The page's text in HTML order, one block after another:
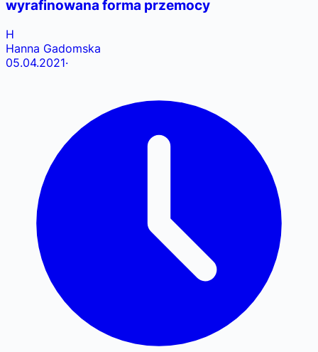
wyrafinowana forma przemocy
H
Hanna Gadomska
05.04.2021·